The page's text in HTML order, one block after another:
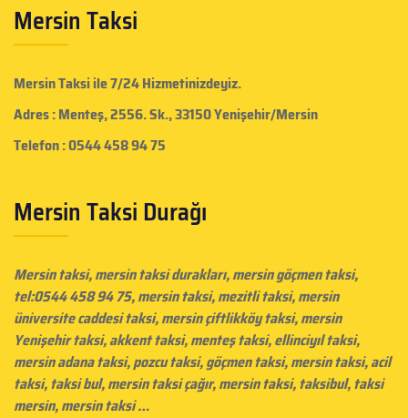
Mersin Taksi
Mersin Taksiile 7/24 Hizmetinizdeyiz.
Adres : Menteş, 2556. Sk., 33150 Yenişehir/Mersin
Telefon : 0544 458 94 75
Mersin Taksi Durağı
Mersin taksi, mersin taksi durakları,mersin göçmen taksi,
tel:0544 458 94 75, mersin taksi, mezitli taksi,mersin
üniversite caddesi taksi,mersin çiftlikköy taksi, mersin
Yenişehir taksi, akkent taksi, menteş taksi, ellinciyıl taksi,
mersin adana taksi, pozcu taksi, göçmen taksi,mersin taksi, acil
taksi, taksi bul, mersin taksi çağır,mersin taksi, taksibul, taksi
mersin, mersin taksi …